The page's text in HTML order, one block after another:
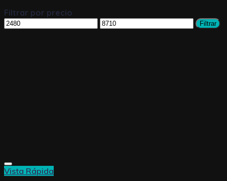
Filtrar por precio
Filtrar
Vista Rápida